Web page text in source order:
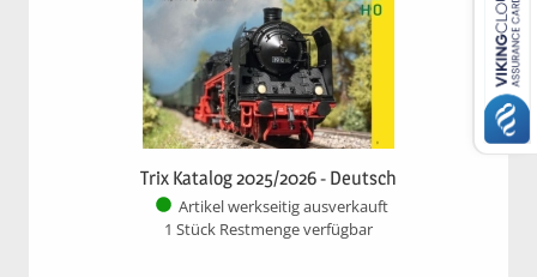
Trix Katalog 2025/2026 - Deutsch
Artikel werkseitig ausverkauft
1 Stück Restmenge verfügbar